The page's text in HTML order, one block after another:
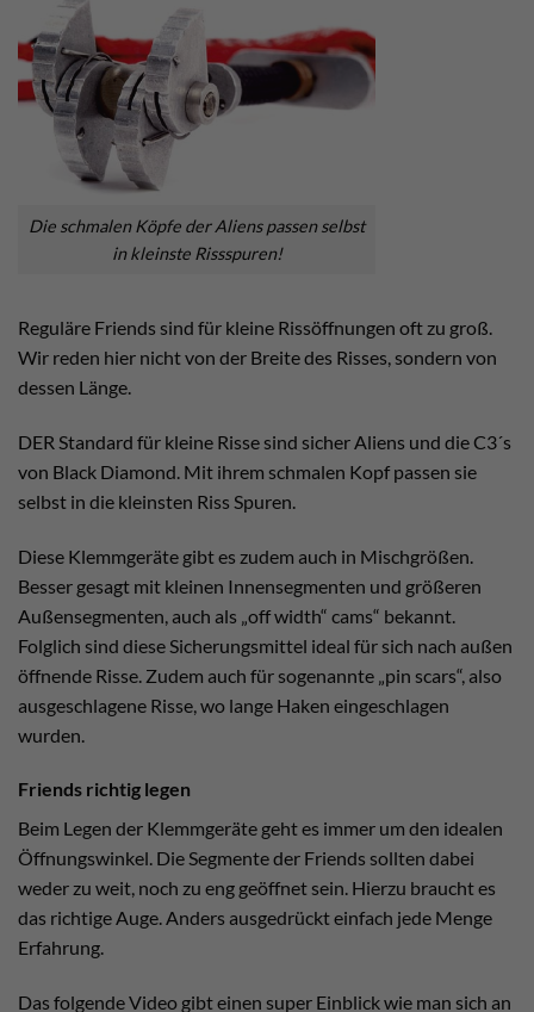
Die schmalen Köpfe der Aliens passen selbst
in kleinste Rissspuren!
Reguläre Friends sind für kleine Rissöffnungen oft zu groß.
Wir reden hier nicht von der Breite des Risses, sondern von
dessen Länge.
DER Standard für kleine Risse sind sicher Aliens und die C3´s
von Black Diamond. Mit ihrem schmalen Kopf passen sie
selbst in die kleinsten Riss Spuren.
Diese Klemmgeräte gibt es zudem auch in Mischgrößen.
Besser gesagt mit kleinen Innensegmenten und größeren
Außensegmenten, auch als „off width“ cams“ bekannt.
Folglich sind diese Sicherungsmittel ideal für sich nach außen
öffnende Risse. Zudem auch für sogenannte „pin scars“, also
ausgeschlagene Risse, wo lange Haken eingeschlagen
wurden.
Friends richtig legen
Beim Legen der Klemmgeräte geht es immer um den idealen
Öffnungswinkel. Die Segmente der Friends sollten dabei
weder zu weit, noch zu eng geöffnet sein. Hierzu braucht es
das richtige Auge. Anders ausgedrückt einfach jede Menge
Erfahrung.
Das folgende Video gibt einen super Einblick wie man sich an